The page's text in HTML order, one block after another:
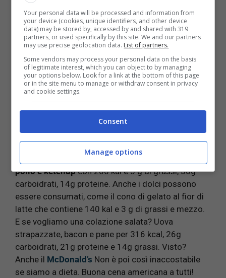
E se vogliamo un bel chicken? A voi ilChicken
il panino con le sue 447 kcal, 47g
carboidrati, 28g proteine, 16g grassi e si tratta di
petto di pollo alla piastra con bacon e cipolla
Il Junior Chicken fatto di pane, petto di
pollo e ketchupcon 206 kal e 3 g di grassi, 30g
carboidrati, 14g proteine. Anche i dolci possono
essere consumati, come il cono di gelato al fior di
latte che contiene 140 kal e 3 g di grassi e mezzo.
E se vogliamo una colazione salata? Uova
strapazzate, bacon e pane per 316 kcal, 26g
carboidrati, 21g proteine e 14g grassi. Visto?
Anche il McDonald’s Non è poi così inaccostabile
se siamo a dieta. Buona cena americana a tutti!
Your personal data will be processed and information from
your device (cookies, unique identifiers, and other device
data) may be stored by, accessed by and shared with 319
partners, or used specifically by this site. We and our partners
may use precise geolocation data. List of partners.
Some vendors may process your personal data on the basis
of legitimate interest, which you can object to by managing
your options below. Look for a link at the bottom of this page
or in the site menu to manage or withdraw consent in privacy
and cookie settings.
Consent
Manage options